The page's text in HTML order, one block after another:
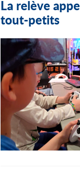
La relève
tout-petits